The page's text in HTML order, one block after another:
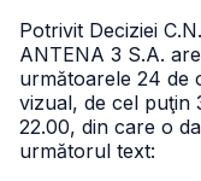
Potrivit Deciziei
ANTENA 3 S.A.
următoarele 24 de
vizual, de cel puţin
22.00, din care o
următorul text: